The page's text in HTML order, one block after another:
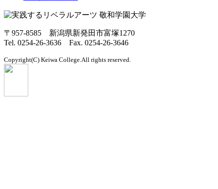
〒957-8585 新潟県新発田市富塚1270
Tel. 0254-26-3636 Fax. 0254-26-3646
Copyright(C) Keiwa College.All rights reserved.